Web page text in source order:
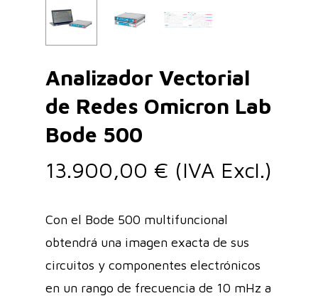
Analizador Vectorial
de Redes Omicron Lab
Bode 500
13.900,00 € (IVA Excl.)
Con el Bode 500 multifuncional
obtendrá una imagen exacta de sus
circuitos y componentes electrónicos
en un rango de frecuencia de 10 mHz a